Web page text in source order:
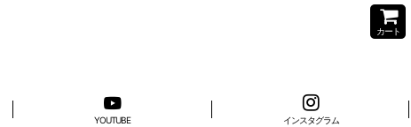
カート
YOUTUBE インスタグラム